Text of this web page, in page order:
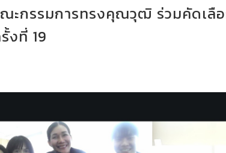
ะกรรมการทรงคุณวุฒิ ร่วมคัดเลื
งที่ 19